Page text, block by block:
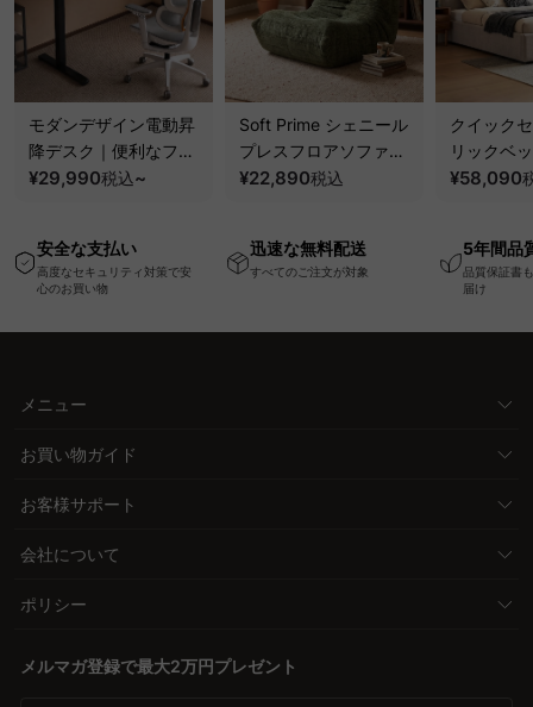
モダンデザイン電動昇
降デスク｜便利なフッ
ク・コンセント・
ー機能搭載ワークデス
ク
¥29,990税込~
Soft Prime シェニール
プレスフロアソファ｜
圧縮梱包で搬入しやす
ァ
¥22,890税込
クイック
リックベ
要で組み
¥58,090
安全な支払い
高度なセキュリティ対策で安
心のお買い物
迅速な無料配送
すべてのご注文が対象
5年間品
品質保証書
届け
メニュー
お買い物ガイド
お客様サポート
会社について
ポリシー
メルマガ登録で最大2万円プレゼント